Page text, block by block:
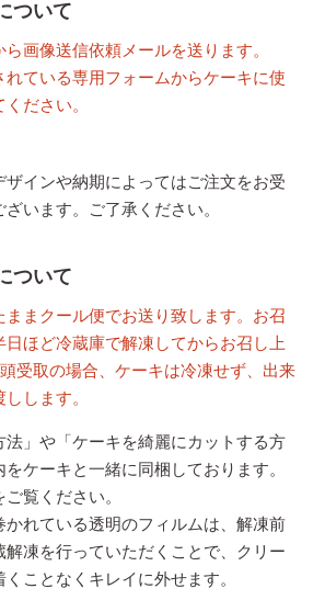
ついて
画像送信依頼メールを送ります。
れている専用フォームからケーキに使
ださい。
ザインや納期によってはご注文をお受
います。ご了承ください。
ついて
ままクール便でお送り致します。お召
日ほど冷蔵庫で解凍してからお召し上
受取の場合、ケーキは冷凍せず、出来
します。
」や「ケーキを綺麗にカットする方
ケーキと一緒に同梱しております。
覧ください。
れている透明のフィルムは、解凍前
解凍を行っていただくことで、クリー
ことなくキレイに外せます。